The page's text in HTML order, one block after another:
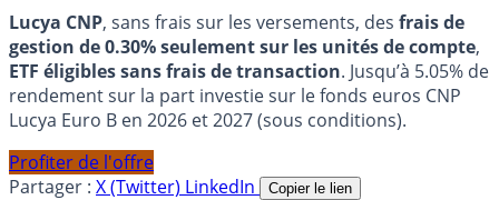
Lucya CNP, sans frais sur les versements, des frais de
gestion de 0.30% seulement sur les unités de compte,
ETF éligibles sans frais de transaction. Jusqu’à 5.05% de
rendement sur la part investie sur le fonds euros CNP
Lucya Euro B en 2026 et 2027 (sous conditions).
Profiter de l'offre
Partager : X (Twitter) LinkedIn Copier le lien